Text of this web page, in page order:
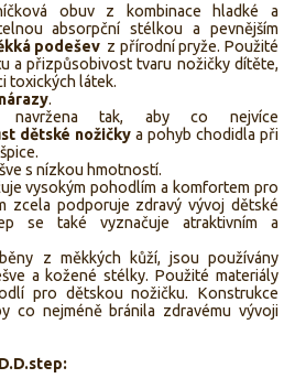
obuv z kombinace hladké a
absorpční stélkou a pevnějším
podeševz přírodní pryže. Použité
a přizpůsobivost tvaru nožičky dítěte,
toxických látek.
.
navržena tak, aby co nejvíce
dětské nožičky a pohyb chodidla při
s nízkou hmotností.
vysokým pohodlím a komfortem pro
zcela podporuje zdravý vývoj dětské
se také vyznačuje atraktivním a
z měkkých kůží, jsou používány
a kožené stélky. Použité materiály
pro dětskou nožičku. Konstrukce
co nejméně bránila zdravému vývoji